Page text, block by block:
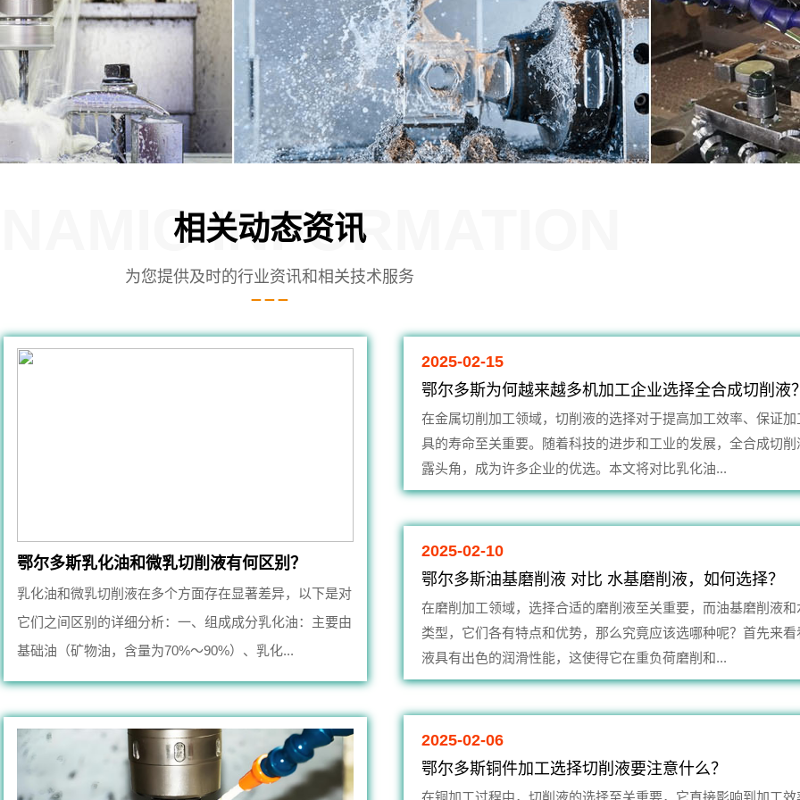
相关动态资讯
INFORMATION
为您提供及时的行业资讯和相关技术服务
鄂尔多斯乳化油和微乳切削液有何区别？
乳化油和微乳切削液在多个方面存在显著差异，以下是对
它们之间区别的详细分析：一、组成成分乳化油：主要由
基础油（矿物油，含量为70%～90%）、乳化...
2025-02-15
鄂尔多斯为何越来越多机加工企业选择全合成切削液
在金属切削加工领域，切削液的选择对于提高加工效率、保证
具的寿命至关重要。随着科技的进步和工业的发展，全合成切
露头角，成为许多企业的优选。本文将对比乳化油...
2025-02-10
鄂尔多斯油基磨削液 对比 水基磨削液，如何选择？
在磨削加工领域，选择合适的磨削液至关重要，而油基磨削液
类型，它们各有特点和优势，那么究竟应该选哪种呢？首先来
液具有出色的润滑性能，这使得它在重负荷磨削和...
2025-02-06
鄂尔多斯铜件加工选择切削液要注意什么？
在铜加工过程中，切削液的选择至关重要，它直接影响到加工